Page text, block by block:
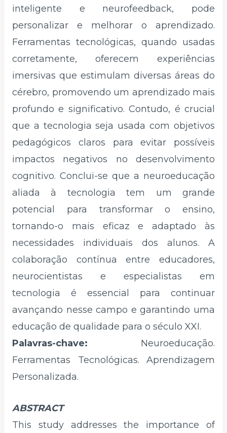
inteligente e neurofeedback, pode
personalizar e melhorar o aprendizado.
Ferramentas tecnológicas, quando usadas
corretamente, oferecem experiências
imersivas que estimulam diversas áreas do
cérebro, promovendo um aprendizado mais
profundo e significativo. Contudo, é crucial
que a tecnologia seja usada com objetivos
pedagógicos claros para evitar possíveis
impactos negativos no desenvolvimento
cognitivo. Conclui-se que a neuroeducação
aliada à tecnologia tem um grande
potencial para transformar o ensino,
tornando-o mais eficaz e adaptado às
necessidades individuais dos alunos. A
colaboração contínua entre educadores,
neurocientistas e especialistas em
tecnologia é essencial para continuar
avançando nesse campo e garantindo uma
educação de qualidade para o século XXI.
Palavras-chave: Neuroeducação.
Ferramentas Tecnológicas. Aprendizagem
Personalizada.
ABSTRACT
This study addresses the importance of